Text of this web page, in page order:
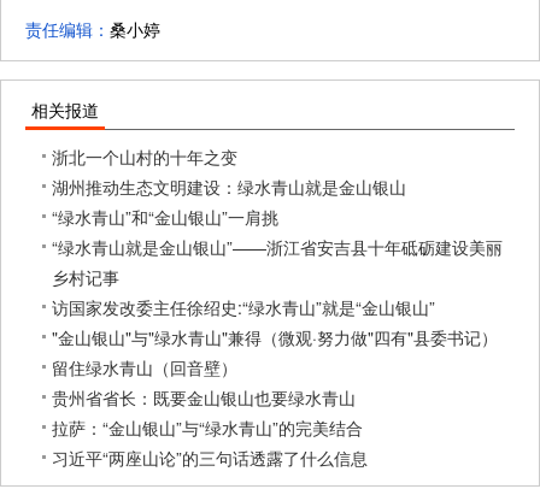
责任编辑： 桑小婷
相关报道
浙北一个山村的十年之变
湖州推动生态文明建设：绿水青山就是金山银山
“绿水青山”和“金山银山”一肩挑
“绿水青山就是金山银山”——浙江省安吉县十年砥砺建设美丽
乡村记事
访国家发改委主任徐绍史:“绿水青山”就是“金山银山”
"金山银山"与"绿水青山"兼得（微观·努力做"四有"县委书记）
留住绿水青山（回音壁）
贵州省省长：既要金山银山也要绿水青山
拉萨：“金山银山”与“绿水青山”的完美结合
习近平“两座山论”的三句话透露了什么信息